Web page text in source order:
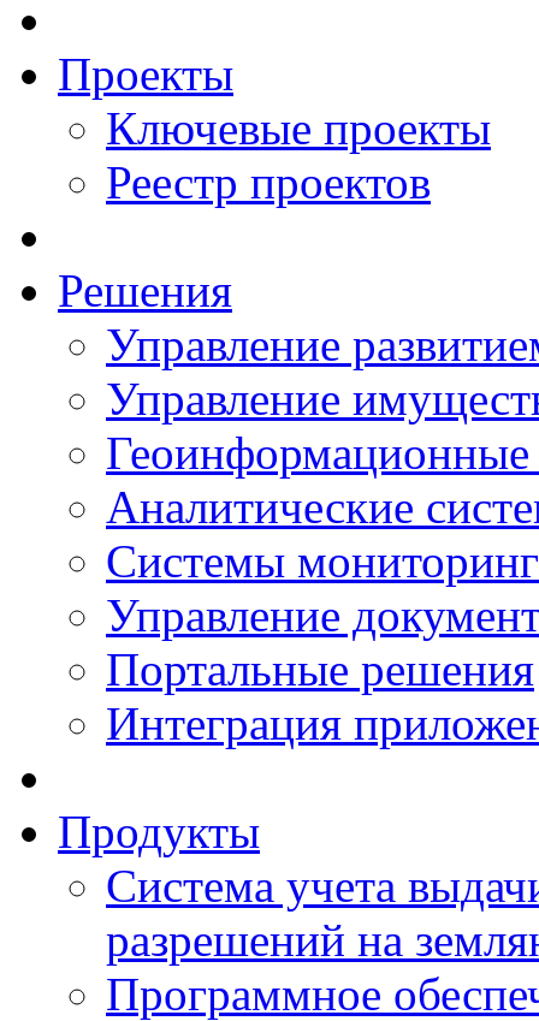
Проекты
Ключевые проекты
Реестр проектов
Решения
Управление
Управление
Аналитические
Системы
Управление
Портальные решения
Интеграция
Продукты
Система учета
разрешений на
Программное